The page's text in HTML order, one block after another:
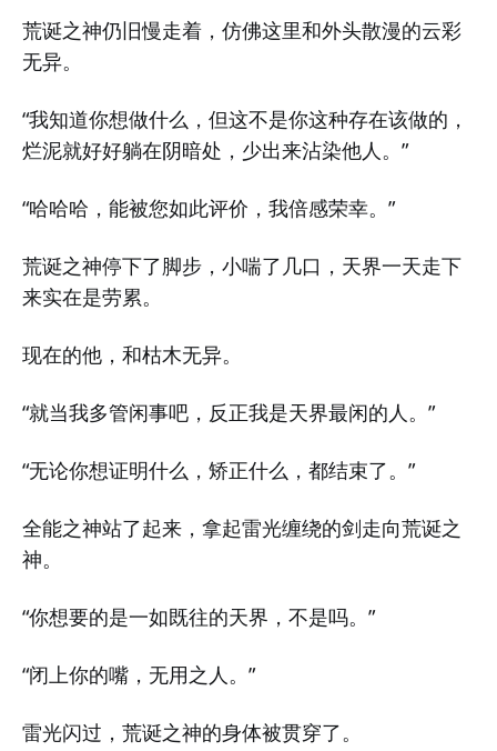
荒诞之神仍旧慢走着，仿佛这里和外头散漫的云彩
无异。
“我知道你想做什么，但这不是你这种存在该做的，
烂泥就好好躺在阴暗处，少出来沾染他人。”
“哈哈哈，能被您如此评价，我倍感荣幸。”
荒诞之神停下了脚步，小喘了几口，天界一天走下
来实在是劳累。
现在的他，和枯木无异。
“就当我多管闲事吧，反正我是天界最闲的人。”
“无论你想证明什么，矫正什么，都结束了。”
全能之神站了起来，拿起雷光缠绕的剑走向荒诞之
神。
“你想要的是一如既往的天界，不是吗。”
“闭上你的嘴，无用之人。”
雷光闪过，荒诞之神的身体被贯穿了。